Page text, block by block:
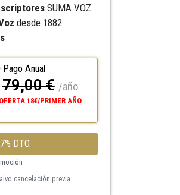
SUMA VOZ
desde 1882
Pago Anual
79,00 € /año
OFERTA 18€/PRIMER AÑO
DTO.
cancelación previa